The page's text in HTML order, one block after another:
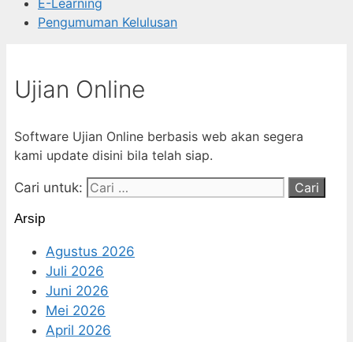
E-Learning
Pengumuman Kelulusan
Ujian Online
Software Ujian Online berbasis web akan segera
kami update disini bila telah siap.
Cari untuk:
Arsip
Agustus 2026
Juli 2026
Juni 2026
Mei 2026
April 2026